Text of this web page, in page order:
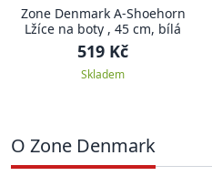
Zone Denmark A-Shoehorn
Lžíce na boty , 45 cm, bílá
519 Kč
Skladem
O Zone Denmark